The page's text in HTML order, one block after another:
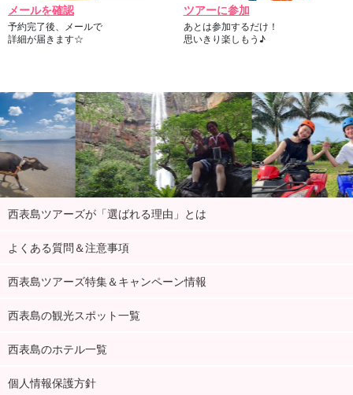
メールを確認
予約完了後、メールで
詳細が届きます☆
ツアーに参加
あとは参加するだけ！
思いきり楽しもう♪
西表島ツアーズが「選ばれる理由」とは
よくある質問＆注意事項
西表島ツアーズ特集＆キャンペーン情報
西表島の観光スポット一覧
西表島のホテル一覧
個人情報保護方針